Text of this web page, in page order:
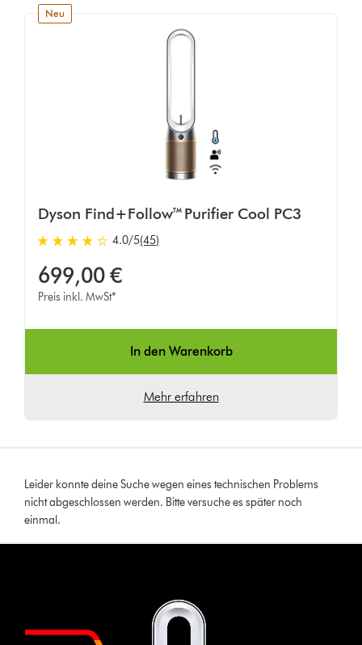
neu
Dyson Find+Follow™ Purifier Cool PC3
4.0 von 5 Sternen in 45 Bewertungen
4.0/5(45)
699,00 €
Preis inkl. MwSt*
In den Warenkorb
Mehr erfahren
Leider konnte deine Suche wegen eines technischen Problems
nicht abgeschlossen werden. Bitte versuche es später noch
einmal.
Video-